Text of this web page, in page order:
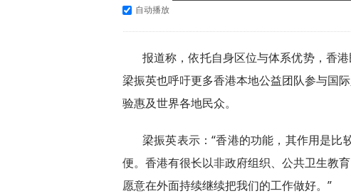
自动播放
报道称，依托自身区位与体系优势，香
梁振英也呼吁更多香港本地公益团队参与国
验惠及世界各地民众。
梁振英表示：“香港的功能，其作用是比
便。香港有很长以非政府组织、公共卫生教
愿意在外面持续继续把我们的工作做好。”